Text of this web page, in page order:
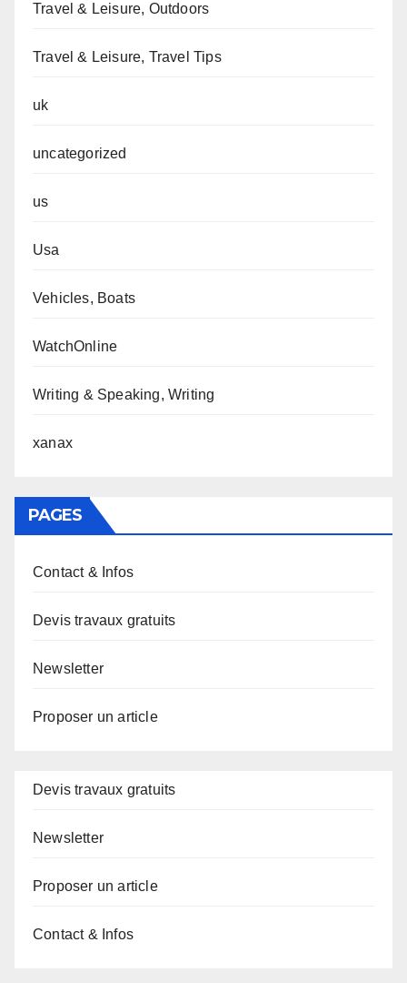
Travel & Leisure, Outdoors
Travel & Leisure, Travel Tips
uk
uncategorized
us
Usa
Vehicles, Boats
WatchOnline
Writing & Speaking, Writing
xanax
PAGES
Contact & Infos
Devis travaux gratuits
Newsletter
Proposer un article
Devis travaux gratuits
Newsletter
Proposer un article
Contact & Infos